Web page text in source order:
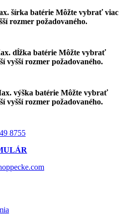
šírka batérie Môžte vybrať viac
rozmer požadovaného.
dĺžka batérie Môžte vybrať
vyšší rozmer požadovaného.
výška batérie Môžte vybrať
vyšší rozmer požadovaného.
8755